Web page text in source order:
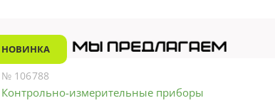
НОВИНКА
№ 106788
Контрольно-измерительные приборы